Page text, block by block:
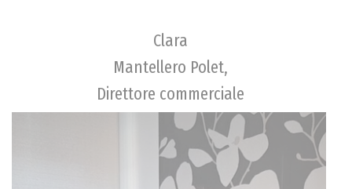
Clara
Mantellero Polet,
Direttore commerciale